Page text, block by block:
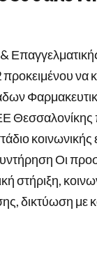
να
Οι
στήριξη,
δικτύωση με